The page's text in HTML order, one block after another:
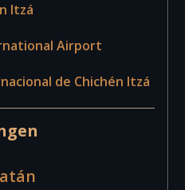
Itzá
Airport
de Chichén Itzá